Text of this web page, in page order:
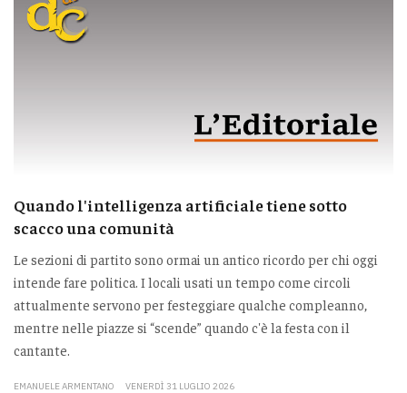
Quando l'intelligenza artificiale tiene sotto
scacco una comunità
Le sezioni di partito sono ormai un antico ricordo per chi oggi
intende fare politica. I locali usati un tempo come circoli
attualmente servono per festeggiare qualche compleanno,
mentre nelle piazze si “scende” quando c'è la festa con il
cantante.
EMANUELE ARMENTANO VENERDÌ 31 LUGLIO 2026